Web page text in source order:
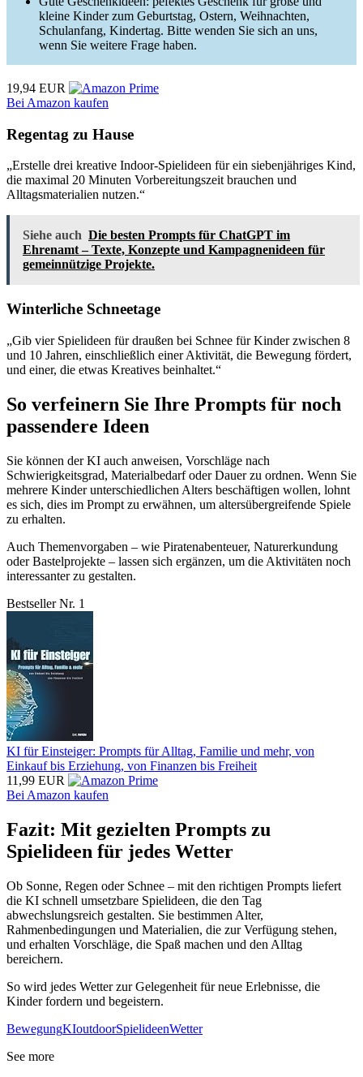
kleine Kinder zum Geburtstag, Ostern, Weihnachten,
Schulanfang, Kindertag. Bitte wenden Sie sich an uns,
wenn Sie weitere Frage haben.
19,94 EUR
Bei Amazon kaufen
Regentag zu Hause
„Erstelle drei kreative Indoor-Spielideen für ein siebenjähriges Kind,
die maximal 20 Minuten Vorbereitungszeit brauchen und
Alltagsmaterialien nutzen.“
Siehe auch Die besten Prompts für ChatGPT im
Ehrenamt – Texte, Konzepte und Kampagnenideen für
gemeinnützige Projekte.
Winterliche Schneetage
„Gib vier Spielideen für draußen bei Schnee für Kinder zwischen 8
und 10 Jahren, einschließlich einer Aktivität, die Bewegung fördert,
und einer, die etwas Kreatives beinhaltet.“
So verfeinern Sie Ihre Prompts für noch
passendere Ideen
Sie können der KI auch anweisen, Vorschläge nach
Schwierigkeitsgrad, Materialbedarf oder Dauer zu ordnen. Wenn Sie
mehrere Kinder unterschiedlichen Alters beschäftigen wollen, lohnt
es sich, dies im Prompt zu erwähnen, um altersübergreifende Spiele
zu erhalten.
Auch Themenvorgaben – wie Piratenabenteuer, Naturerkundung
oder Bastelprojekte – lassen sich ergänzen, um die Aktivitäten noch
interessanter zu gestalten.
Bestseller Nr. 1
KI für Einsteiger: Prompts für Alltag, Familie und mehr, von
Einkauf bis Erziehung, von Finanzen bis Freiheit
11,99 EUR
Bei Amazon kaufen
Fazit: Mit gezielten Prompts zu
Spielideen für jedes Wetter
Ob Sonne, Regen oder Schnee – mit den richtigen Prompts liefert
die KI schnell umsetzbare Spielideen, die den Tag
abwechslungsreich gestalten. Sie bestimmen Alter,
Rahmenbedingungen und Materialien, die zur Verfügung stehen,
und erhalten Vorschläge, die Spaß machen und den Alltag
bereichern.
So wird jedes Wetter zur Gelegenheit für neue Erlebnisse, die
Kinder fordern und begeistern.
BewegungKIoutdoorSpielideenWetter
See more